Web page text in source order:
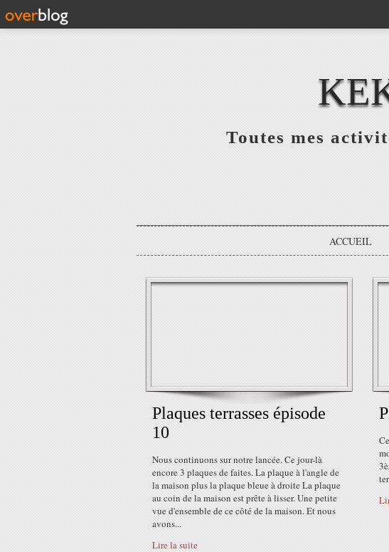
Toutes mes
ACCUEIL
Plaques terrasses épisode
10
Nous continuons sur notre lancée. Ce jour-là
encore 3 plaques de faites. La plaque à l'angle de
la maison plus la plaque bleue à droite La plaque
au coin de la maison est prête à lisser. Une petite
vue d'ensemble de ce côté de la maison. Et nous
avons...
Lire la suite